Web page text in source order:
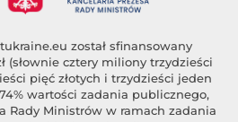
został sfinansowany
(słownie cztery miliony trzydzieści
pięć złotych i trzydzieści jeden
wartości zadania publicznego,
Rady Ministrów w ramach zadania